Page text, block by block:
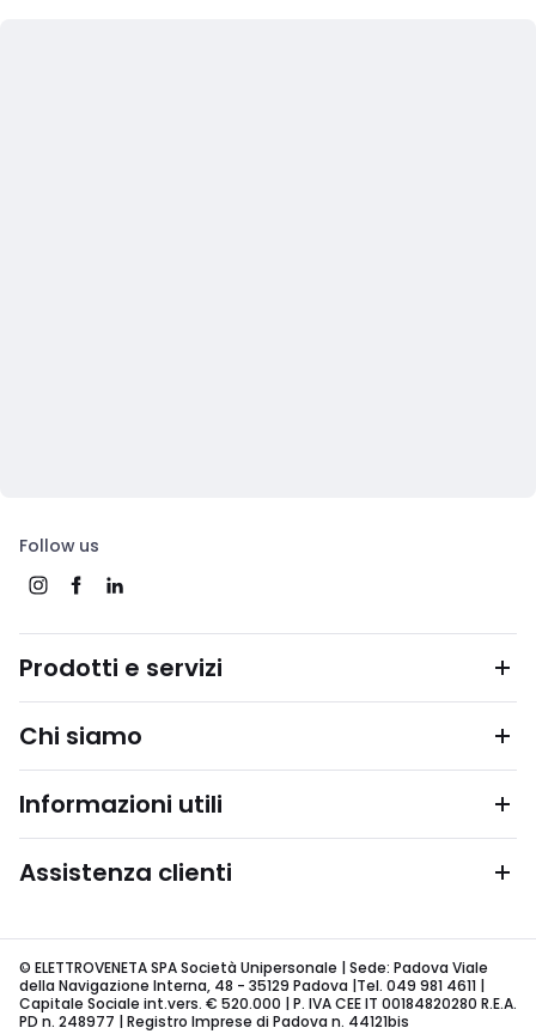
Follow us
Prodotti e servizi
Chi siamo
Informazioni utili
Assistenza clienti
© ELETTROVENETA SPA Società Unipersonale | Sede: Padova Viale
della Navigazione Interna, 48 - 35129 Padova |Tel. 049 981 4611 |
Capitale Sociale int.vers. € 520.000 | P. IVA CEE IT 00184820280 R.E.A.
PD n. 248977 | Registro Imprese di Padova n. 44121bis